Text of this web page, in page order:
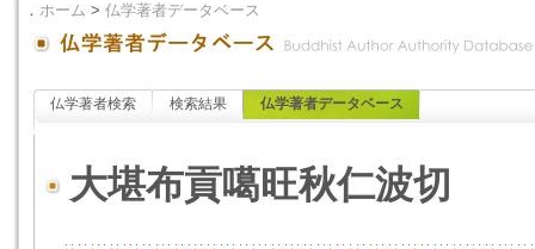
． ホーム > 仏学著者データベース
仏学著者検索 検索結果 仏学著者データベース
大堪布貢噶旺秋仁波切